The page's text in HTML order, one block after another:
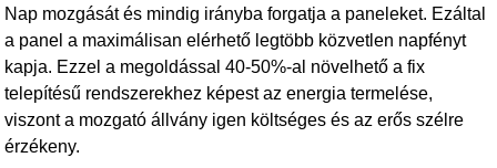
Nap mozgását és mindig irányba forgatja a paneleket. Ezáltal
a panel a maximálisan elérhető legtöbb közvetlen napfényt
kapja. Ezzel a megoldással 40-50%-al növelhető a fix
telepítésű rendszerekhez képest az energia termelése,
viszont a mozgató állvány igen költséges és az erős szélre
érzékeny.